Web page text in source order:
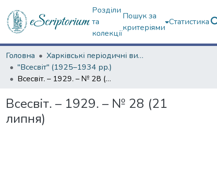
Розділи
та
колекції
Пошук за
критеріями
Статистика
Головна
Харківські періодичні видання
"Всесвіт" (1925–1934 рр.)
Всесвіт. – 1929. – № 28 (21 липня)
Всесвіт. – 1929. – № 28 (21
липня)